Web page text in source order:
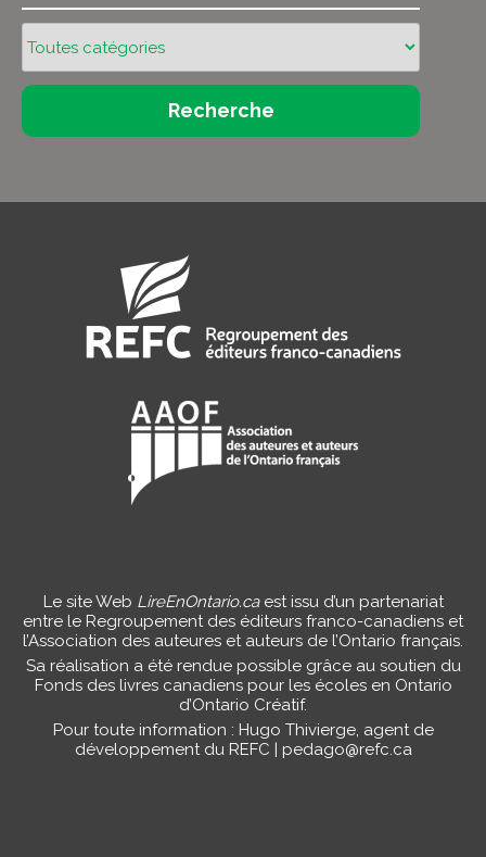
Le site Web LireEnOntario.caest issu d’un partenariat
entre le Regroupement des éditeurs franco-canadiens et
l’Association des auteures et auteurs de l’Ontario français.
Sa réalisation a été rendue possible grâce au soutien du
Fonds des livres canadiens pour les écoles en Ontario
d’Ontario Créatif.
Pour toute information : Hugo Thivierge, agent de
développement du REFC | pedago@refc.ca